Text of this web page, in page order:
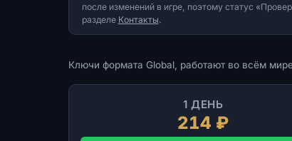
после изменений в игре, поэтому статус
разделе Контакты.
Ключи формата Global, работают во всём
1 ДЕНЬ
214 ₽